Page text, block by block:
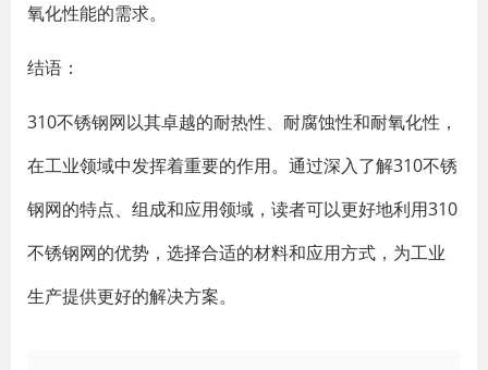
氧化性能的需求。
结语：
310不锈钢网以其卓越的耐热性、耐腐蚀性和耐氧化性，
在工业领域中发挥着重要的作用。通过深入了解310不锈
钢网的特点、组成和应用领域，读者可以更好地利用310
不锈钢网的优势，选择合适的材料和应用方式，为工业
生产提供更好的解决方案。